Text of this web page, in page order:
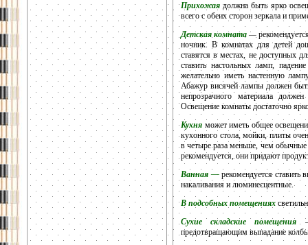
Прихожая должна быть ярко
всего с обеих сторон зеркала и
Детская комната —
ночник. В комнатах для детей
ставятся в местах, не доступных
ставить настольных ламп,
желательно иметь настенную
Абажур висячей лампы должен
непрозрачного материала
Освещение комнаты достаточно
Кухня может иметь общее
кухонного стола, мойки, плиты
в четыре раза меньше, чем
рекомендуется, они придают
Ванная —рекомендуется
накаливания и люминесцентные.
В подсобных помещениях
Сухие складские помещения
предотвращающим выпадание